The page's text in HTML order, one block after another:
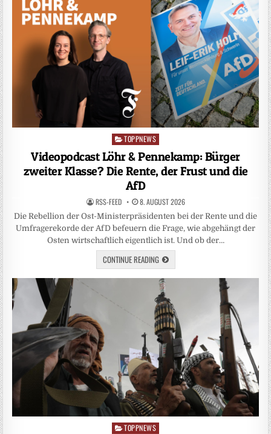
Posted
in
TOPPNEWS
Videopodcast Löhr & Pennekamp: Bürger
zweiter Klasse? Die Rente, der Frust und die
AfD
RSS-FEED 8. AUGUST 2026
Die Rebellion der Ost-Ministerpräsidenten bei der Rente und die
Umfragerekorde der AfD befeuern die Frage, wie abgehängt der
Osten wirtschaftlich eigentlich ist. Und ob der…
CONTINUE READING
Posted
TOPPNEWS